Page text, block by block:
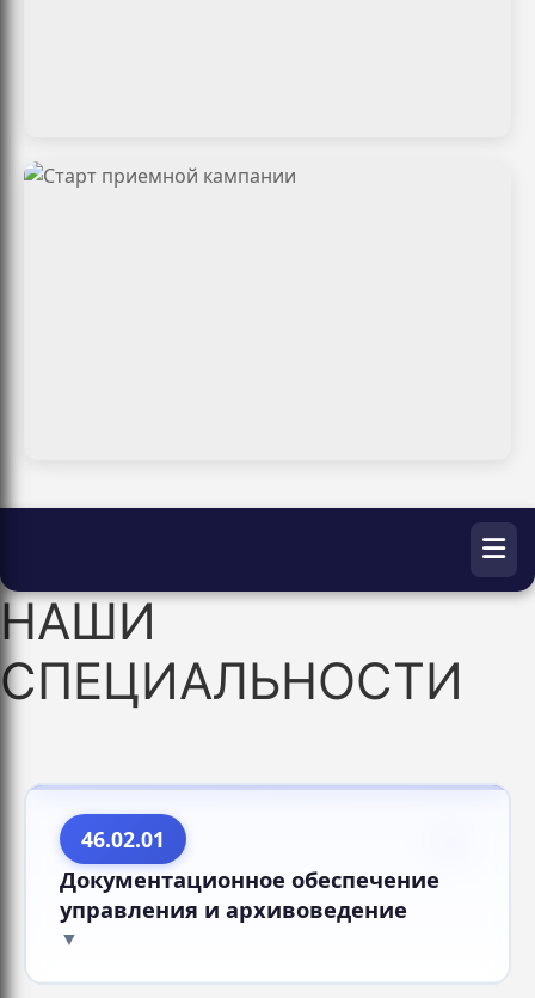
НАШИ
СПЕЦИАЛЬНОСТИ
46.02.01
Документационное обеспечение
управления и архивоведение